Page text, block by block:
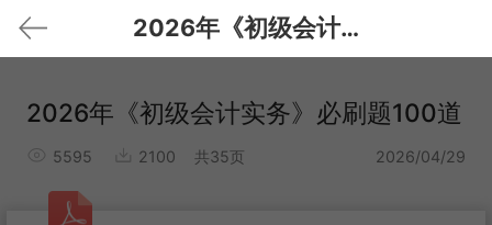
2026年《初级会计实务》必刷题100道
2026年《初级会计实务》必刷题100道
5595 2100 共35页 2026/04/29